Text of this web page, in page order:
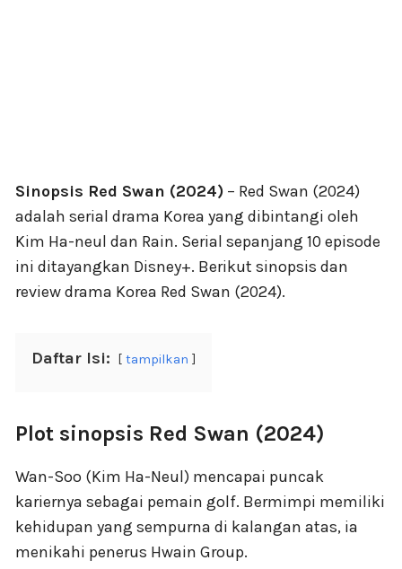
Sinopsis Red Swan (2024) – Red Swan (2024)
adalah serial drama Korea yang dibintangi oleh
Kim Ha-neul dan Rain. Serial sepanjang 10 episode
ini ditayangkan Disney+. Berikut sinopsis dan
review drama Korea Red Swan (2024).
Daftar Isi: tampilkan
Plot sinopsis Red Swan (2024)
Wan-Soo (Kim Ha-Neul) mencapai puncak
kariernya sebagai pemain golf. Bermimpi memiliki
kehidupan yang sempurna di kalangan atas, ia
menikahi penerus Hwain Group.